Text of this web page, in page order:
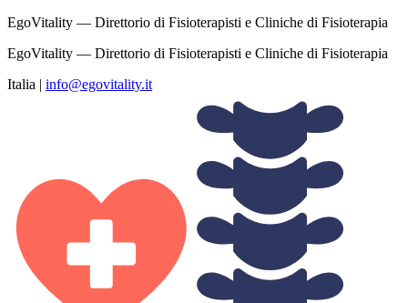
EgoVitality — Direttorio di Fisioterapisti e Cliniche di Fisioterapia
EgoVitality — Direttorio di Fisioterapisti e Cliniche di Fisioterapia
Italia | info@egovitality.it